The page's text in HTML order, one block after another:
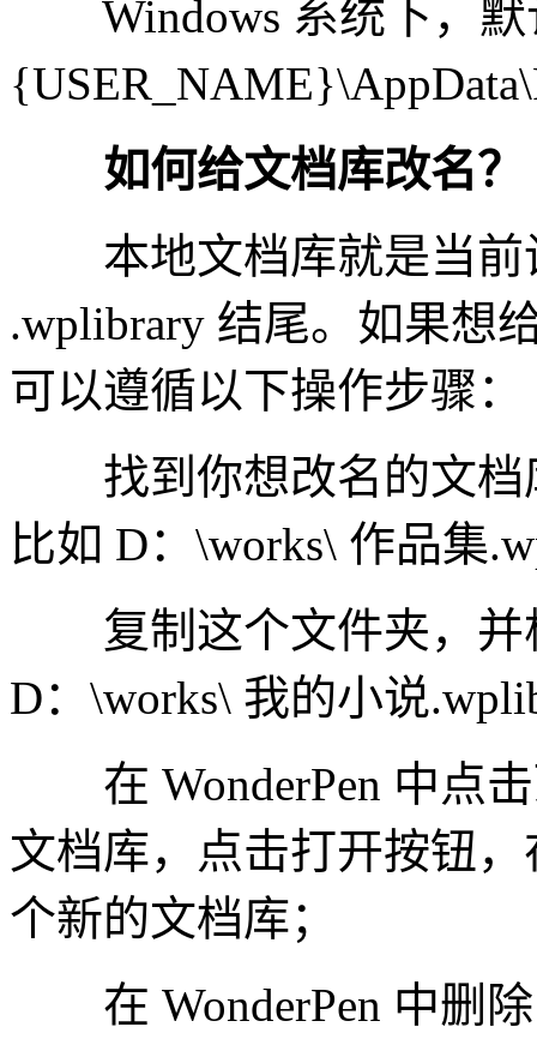
Windows 系统下，默
如何给文档库改名？
本地文档库就是当前
.wplibrary 结尾。如果想
可以遵循以下操作步骤：
找到你想改名的文档
比如 D：\works\ 作品集
复制这个文件夹，并
D：\works\ 我的小说
在 WonderPen 中点击
文档库，点击打开按钮
个新的文档库；
在 WonderPen 中删除